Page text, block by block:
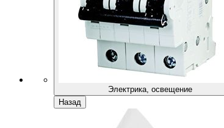
Электрика, освещение
Назад